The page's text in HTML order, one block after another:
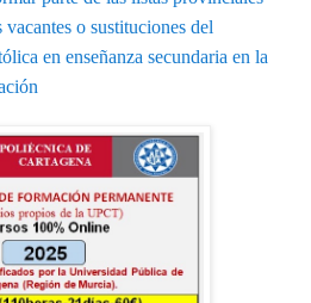
o sustituciones del
en enseñanza secundaria en la